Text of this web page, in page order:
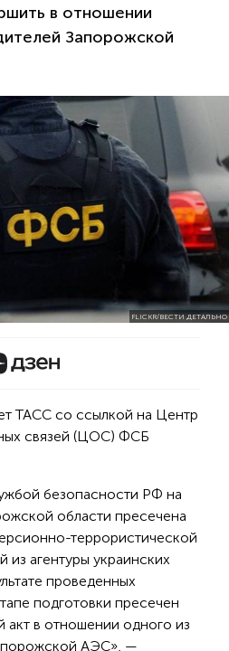
в отношении
Запорожской
FLICKR/ВЕСТИ ДЕТАЛЬНО
ТАСС со ссылкой на Центр
связей (ЦОС) ФСБ
безопасности РФ на
области пресечена
террористической
из агентуры украинских
проведенных
подготовки пресечен
акт в отношении одного из
АЭС», —